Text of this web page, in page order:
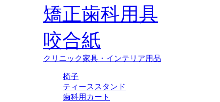
矯正歯科用具
咬合紙
クリニック家具・インテリア用品
椅子
ティーススタンド
歯科用カート